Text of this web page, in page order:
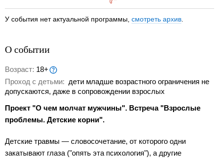
У события нет актуальной программы, смотреть архив
О событии
Возраст: 18+
Проход с детьми: дети младше возрастного ограничения не
допускаются, даже в сопровождении взрослых
Проект "О чем молчат мужчины". Встреча "Взрослые
проблемы. Детские корни".
Детские травмы — словосочетание, от которого одни
закатывают глаза ("опять эта психология"), а другие